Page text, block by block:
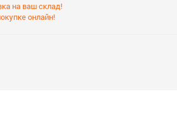
на ваш склад!
онлайн!